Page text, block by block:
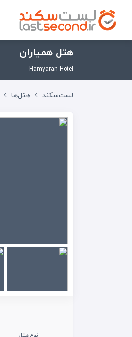
هتل همیاران
Hamyaran Hotel
لست‌سکند هتل‌ها
نوع هتل